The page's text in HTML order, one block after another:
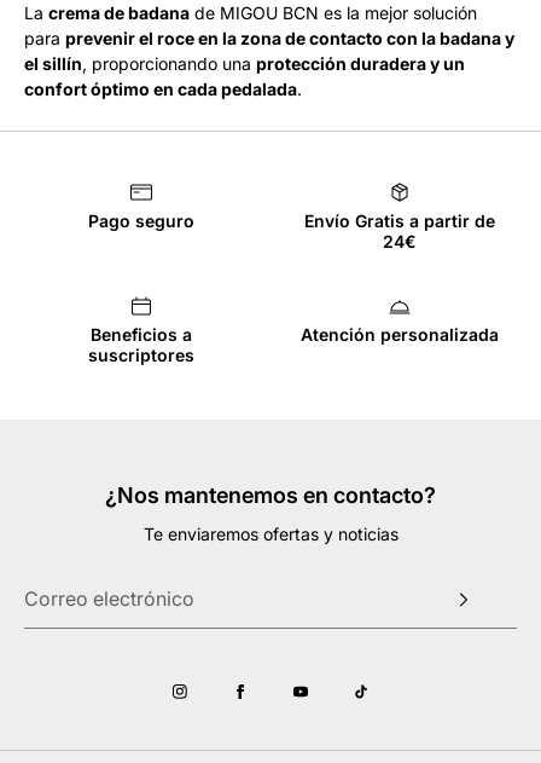
La crema de badana de MIGOU BCN es la mejor solución
para prevenir el roce en la zona de contacto con la badana y
el sillín, proporcionando una protección duradera y un
confort óptimo en cada pedalada.
Pago seguro
Envío Gratis a partir de
24€
Beneficios a
suscriptores
Atención personalizada
¿Nos mantenemos en contacto?
Te enviaremos ofertas y noticias